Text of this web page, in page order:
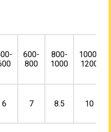
600-
800
800-
1000
1000-
1200
6 7 8.5 10